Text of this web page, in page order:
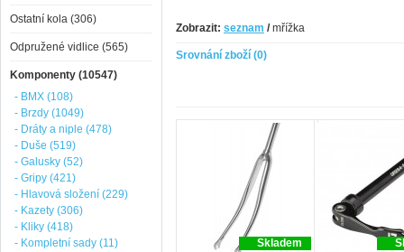
Zobrazit: seznam /mřížka
Srovnání zboží (0)
Skladem
Ostatní kola (306)
Odpružené vidlice (565)
Komponenty (10547)
- BMX (108)
- Brzdy (1049)
- Dráty a niple (478)
- Duše (519)
- Galusky (52)
- Gripy (421)
- Hlavová složení (229)
- Kazety (306)
- Kliky (418)
- Kompletní sady (11)